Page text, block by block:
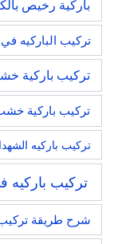
باركية رخيص
تركيب الباركيه
تركيب باركية
تركيب باركية
تركيب باركيه
تركيب باركيه
شرح طريقة تركيب